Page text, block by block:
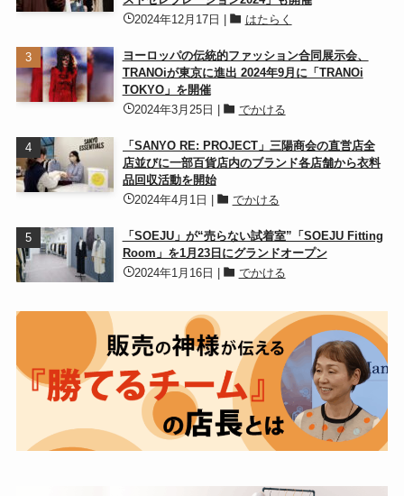
2024年12月17日
はたらく
ヨーロッパの伝統的ファッション合同展示会、
TRANOiが東京に進出 2024年9月に「TRANOi
TOKYO」を開催
2024年3月25日
でかける
「SANYO RE: PROJECT」三陽商会の直営店全
店並びに一部百貨店内のブランド各店舗から衣料
品回収活動を開始
2024年4月1日
でかける
「SOEJU」が“売らない試着室”「SOEJU Fitting
Room」を1月23日にグランドオープン
2024年1月16日
でかける